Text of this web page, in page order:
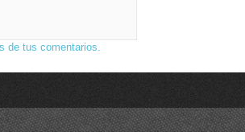
de tus comentarios.